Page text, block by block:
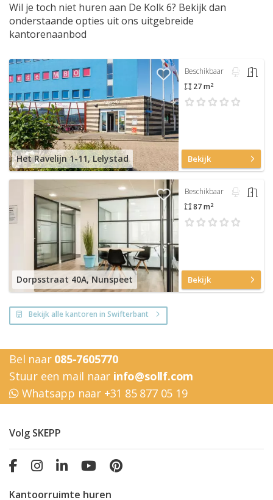
Wil je toch niet huren aan De Kolk 6? Bekijk dan
onderstaande opties uit ons uitgebreide
kantorenaanbod
Het Ravelijn 1-11, Lelystad
Beschikbaar
27 m2
Bekijk
Dorpsstraat 40A, Nunspeet
Beschikbaar
87 m2
Bekijk
Bekijk alle kantoren in Swifterbant
Bel naar 085-7605770
Stuur een mail naar info@sollf.com
Whatsapp naar +31 85 877 05 19
Volg SKEPP
Kantoorruimte huren